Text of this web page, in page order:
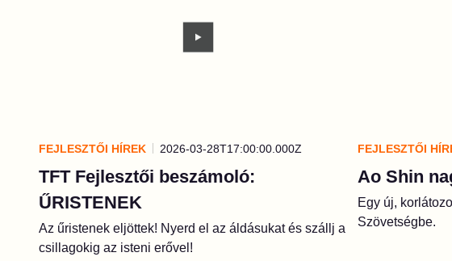
FEJLESZTŐI HÍREK 2026-03-28T17:00:00.000Z
TFT Fejlesztői beszámoló:
ŰRISTENEK
Az űristenek eljöttek! Nyerd el az áldásukat és szállj a
csillagokig az isteni erővel!
FEJLESZTŐI
Ao Shin
Egy új,
Szövetségbe.